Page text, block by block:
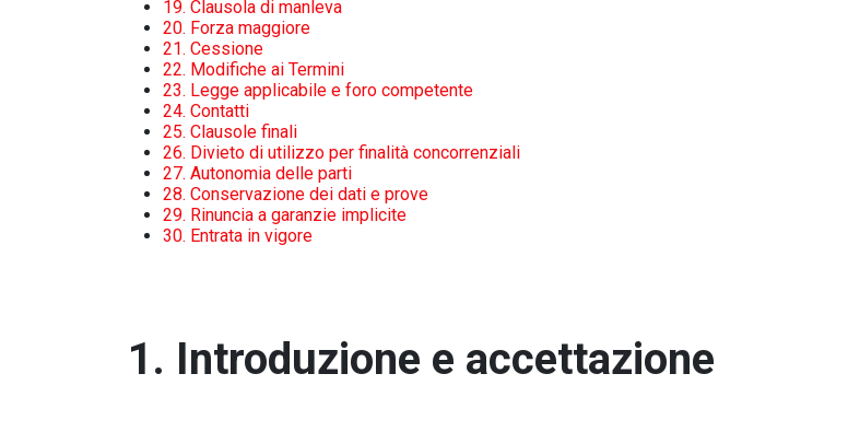
19. Clausola di manleva
20. Forza maggiore
21. Cessione
22. Modifiche ai Termini
23. Legge applicabile e foro competente
24. Contatti
25. Clausole finali
26. Divieto di utilizzo per finalità concorrenziali
27. Autonomia delle parti
28. Conservazione dei dati e prove
29. Rinuncia a garanzie implicite
30. Entrata in vigore
1. Introduzione e accettazione